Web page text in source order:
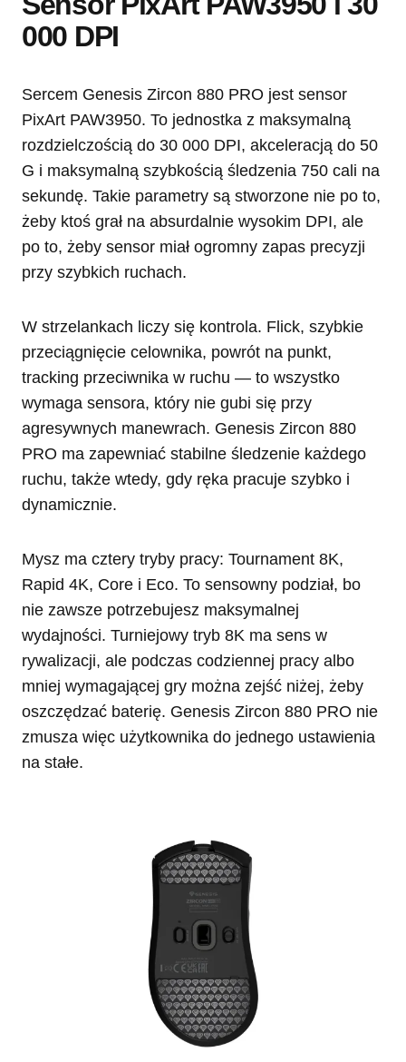
000 DPI
Sercem Genesis Zircon 880 PRO jest sensor
PixArt PAW3950. To jednostka z maksymalną
rozdzielczością do 30 000 DPI, akceleracją do 50
G i maksymalną szybkością śledzenia 750 cali na
sekundę. Takie parametry są stworzone nie po to,
żeby ktoś grał na absurdalnie wysokim DPI, ale
po to, żeby sensor miał ogromny zapas precyzji
przy szybkich ruchach.
W strzelankach liczy się kontrola. Flick, szybkie
przeciągnięcie celownika, powrót na punkt,
tracking przeciwnika w ruchu — to wszystko
wymaga sensora, który nie gubi się przy
agresywnych manewrach. Genesis Zircon 880
PRO ma zapewniać stabilne śledzenie każdego
ruchu, także wtedy, gdy ręka pracuje szybko i
dynamicznie.
Mysz ma cztery tryby pracy: Tournament 8K,
Rapid 4K, Core i Eco. To sensowny podział, bo
nie zawsze potrzebujesz maksymalnej
wydajności. Turniejowy tryb 8K ma sens w
rywalizacji, ale podczas codziennej pracy albo
mniej wymagającej gry można zejść niżej, żeby
oszczędzać baterię. Genesis Zircon 880 PRO nie
zmusza więc użytkownika do jednego ustawienia
na stałe.